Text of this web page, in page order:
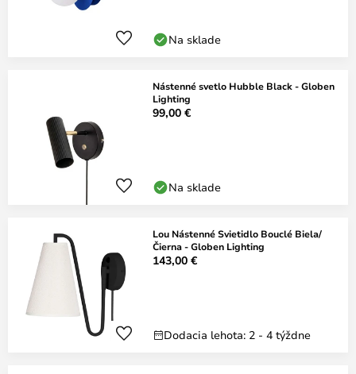
Na sklade
Nástenné svetlo Hubble Black - Globen
Lighting
99,00 €
Na sklade
Lou Nástenné Svietidlo Bouclé Biela/
Čierna - Globen Lighting
143,00 €
Dodacia lehota: 2 - 4 týždne